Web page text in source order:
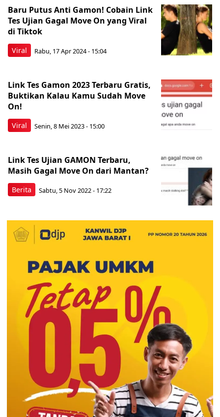
Viral
Baru Putus Anti Gamon! Cobain Link
Tes Ujian Gagal Move On yang Viral
di Tiktok
Rabu, 17 Apr 2024 - 15:04
Viral
Link Tes Gamon 2023 Terbaru Gratis,
Buktikan Kalau Kamu Sudah Move
On!
Senin, 8 Mei 2023 - 15:00
Berita
Link Tes Ujian GAMON Terbaru,
Masih Gagal Move On dari Mantan?
Sabtu, 5 Nov 2022 - 17:22